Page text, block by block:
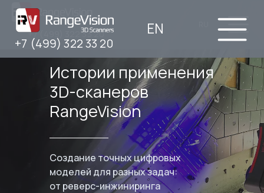
+7 (499) 322 33 20
+7 (499) 322 33 20
EN
Истории применения
3D-сканеров
RangeVision
Создание точных цифровых
моделей для разных задач:
от реверс-инжиниринга